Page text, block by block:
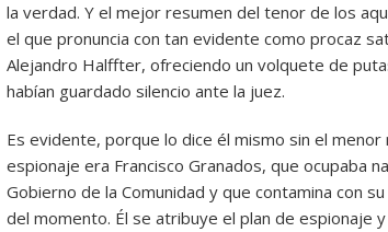
la verdad. Y el mejor resumen del tenor de los
el que pronuncia con tan evidente como procaz
Alejandro Halffter, ofreciendo un volquete de
habían guardado silencio ante la juez.
Es evidente, porque lo dice él mismo sin el
espionaje era Francisco Granados, que ocupaba
Gobierno de la Comunidad y que contamina con
del momento. Él se atribuye el plan de espionaje